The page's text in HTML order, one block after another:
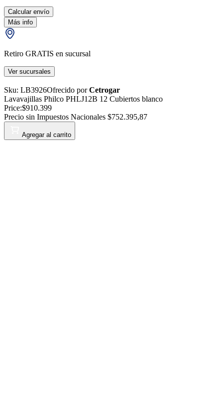
Calcular envío
Más info
Retiro GRATIS en sucursal
Ver sucursales
Sku: LB3926Ofrecido porCetrogar
Lavavajillas Philco PHLJ12B 12 Cubiertos blanco
Price:$910.399
Precio sin Impuestos Nacionales $752.395,87
Agregar al carrito